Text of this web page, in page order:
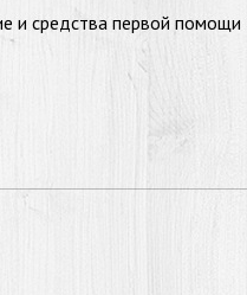
и средства первой помощи